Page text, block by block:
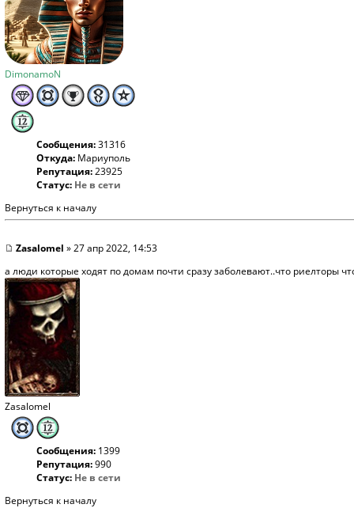
DimonamoN
Сообщения:31316
Откуда: Мариуполь
Репутация:23925
Статус: Не в сети
Вернуться к началу
Zasalomel » 27 апр 2022, 14:53
а люди которые ходят по домам почти сразу заболевают..что риелторы
Zasalomel
Сообщения: 1399
Репутация:990
Статус: Не в сети
Вернуться к началу